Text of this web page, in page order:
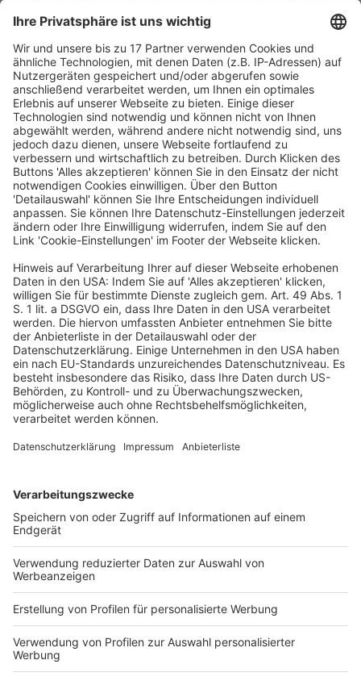
der Unternehmen von öffentlichem Interesse sein. Von
den derzeit rund 70
Wirtschaftsprüfungsgesellschaften, die dieses
Segment prüfen, haben rund 50 nur ein bis zwei dieser
Prüfungsmandate. Die Kosten einer entsprechend
teureren Berufshaftpflichtversicherung wären für
diese Prüfer wirtschaftlich nicht mehr darstellbar. Die
Verdrängung des Mittelstandes stünde im direkten
Widerspruch zu dem vielfach vorgetragenen Anliegen
der europäischen und deutschen Politik, den Markt für
Abschlussprüfungen kapitalmarktorientierter
Unternehmen zu öffnen. Eine Erhöhung der
Haftungshöchstgrenze von einer auf zwei Mio. Euro im
Bereich der Abschlussprüfungen von Unternehmen, die
nicht im öffentlichen Interesse sind, wäre als
hundertprozentige Steigerung eine deutlich mehr als
inflationsbereinigte Anpassung. Gleichwohl wird sich
die WPK konstruktiv in die Diskussion der
Regelungsvorschläge einbringen. Um die Transparenz
in kritischen Fällen für die Öffentlichkeit zu erhöhen und
um das Vertrauen in das Aufsichtssystem zu stärken,
schlägt die WPK vor:
Wirtschaftsprüfer/Wirtschaftsprüfungsgesellschaften,
die als Abschlussprüfer eines Unternehmens von
öffentlichem Interesse tätig sind, sollten sich bei
berechtigtem Interesse zu der von ihnen
(insoweit Aufhebung ihrer beruflichen
sollte jeweils ermöglicht werden, bei öffentlichem
Interesse über die Einleitung eines
berufsaufsichtlichen Verfahrens berichten zu können.
Des Weiteren sollte die Möglichkeit geschaffen werden,
dass APAS und WPK auch über wesentliche
rechtskräftige berufsaufsichtliche Maßnahmen unter
berichten dürfen (Nennung von „Ross und Reiter“,
insoweit Aufhebung der Verschwiegenheitspflicht
beider Aufsichtsstellen).